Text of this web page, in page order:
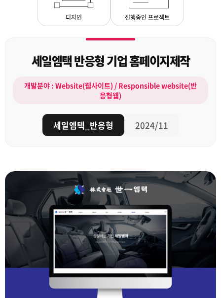
디자인 진행중인 프로젝트
세일엠택 반응형 기업 홈페이지제작
개발분야 : Website(웹사이트) / Responsible website(반
응형웹)
세일엠텍_반응형 2024/11